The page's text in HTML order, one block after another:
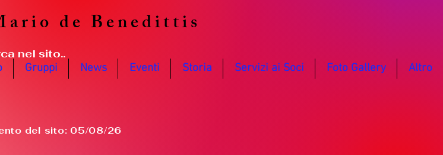
de Benedittis
nel sito..
del sito: 05/08/26
Gruppi News Eventi Storia Servizi ai Soci Foto Gallery Altro